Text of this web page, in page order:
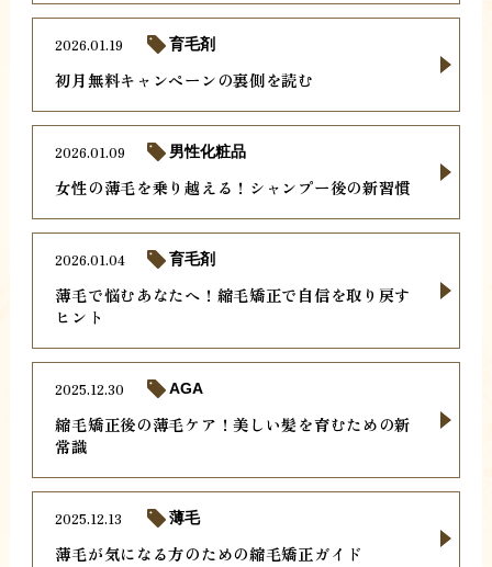
初月無料キャンペーンの裏側を読む
2026.01.19 育毛剤
女性の薄毛を乗り越える！シャンプー後の新習慣
2026.01.09 男性化粧品
薄毛で悩むあなたへ！縮毛矯正で自信を取り戻す
ヒント
2026.01.04 育毛剤
縮毛矯正後の薄毛ケア！美しい髪を育むための新
常識
2025.12.30 AGA
薄毛が気になる方のための縮毛矯正ガイド
2025.12.13 薄毛